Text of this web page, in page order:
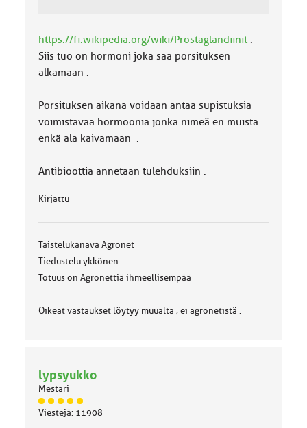
https://fi.wikipedia.org/wiki/Prostaglandiinit.
Siis tuo on hormoni joka saa porsituksen
alkamaan .
Porsituksen aikana voidaan antaa supistuksia
voimistavaa hormoonia jonka nimeä en muista
enkä ala kaivamaan .
Antibioottia annetaan tulehduksiin .
Kirjattu
Taistelukanava Agronet
Tiedustelu ykkönen
Totuus on Agronettiä ihmeellisempää
Oikeat vastaukset löytyy muualta , ei agronetistä .
lypsyukko
Mestari
J
ä
Viestejä: 11908